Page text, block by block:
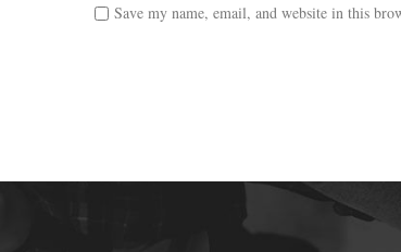
Save my name, email, and website in this